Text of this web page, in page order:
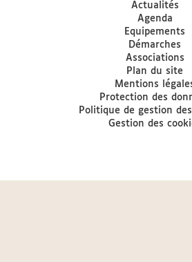
Actualités
Agenda
Equipements
Démarches
Associations
Plan du site
Mentions
Protection des
Politique de gestion
Gestion des